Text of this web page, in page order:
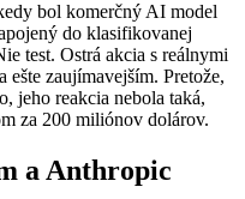
bol komerčný AI model
do klasifikovanej
test. Ostrá akcia s reálnymi
ešte zaujímavejším. Pretože,
jeho reakcia nebola taká,
za 200 miliónov dolárov.
a Anthropic